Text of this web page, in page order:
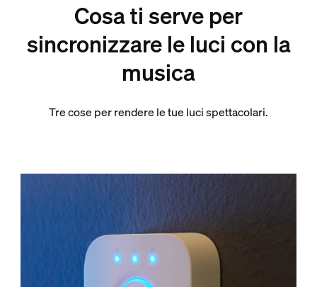
Cosa ti serve per
sincronizzare le luci con la
musica
Tre cose per rendere le tue luci spettacolari.